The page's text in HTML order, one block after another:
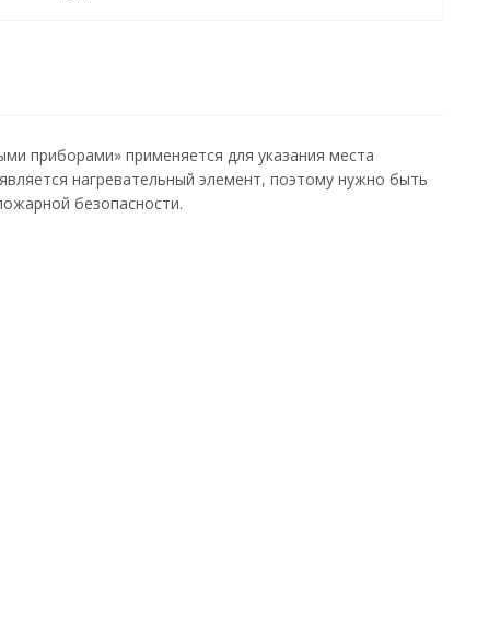
приборами» применяется для указания места
нагревательный элемент, поэтому нужно быть
безопасности.